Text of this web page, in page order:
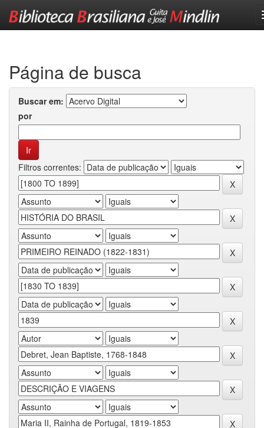
Página de busca
Buscar em:
por
Filtros correntes: